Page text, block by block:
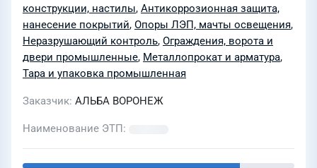
конструкции, настилы, Антикоррозионная защита,
нанесение покрытий, Опоры ЛЭП, мачты освещения,
Неразрушающий контроль, Ограждения, ворота и
двери промышленные, Металлопрокат и арматура,
Тара и упаковка промышленная
Заказчик АЛЬБА ВОРОНЕЖ
Наименование ЭТП